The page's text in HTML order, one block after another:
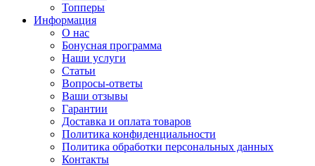
Топперы
Информация
О нас
Бонусная программа
Наши услуги
Статьи
Вопросы-ответы
Ваши отзывы
Гарантии
Доставка и оплата товаров
Политика конфиденциальности
Политика обработки персональных данных
Контакты